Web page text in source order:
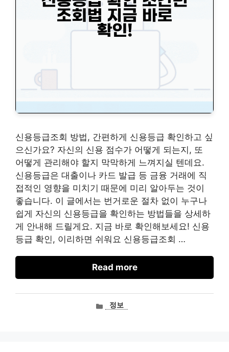
신용등급조회 방법, 간편하게 신용등급 확인하고 싶
으신가요? 자신의 신용 점수가 어떻게 되는지, 또
어떻게 관리해야 할지 막막하게 느껴지실 텐데요.
신용등급은 대출이나 카드 발급 등 금융 거래에 직
접적인 영향을 미치기 때문에 미리 알아두는 것이
좋습니다. 이 글에서는 번거로운 절차 없이 누구나
쉽게 자신의 신용등급을 확인하는 방법들을 상세하
게 안내해 드릴게요. 지금 바로 확인해보세요! 신용
등급 확인, 이리하면 쉬워요 신용등급조회 …
Read more
카정보